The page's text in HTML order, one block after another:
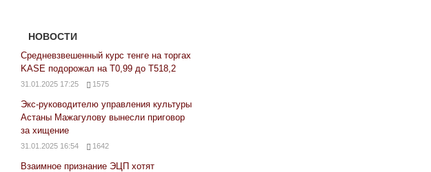
НОВОСТИ
Средневзвешенный курс тенге на торгах
KASE подорожал на Т0,99 до Т518,2
31.01.2025 17:25 1575
Экс-руководителю управления культуры
Астаны Мажагулову вынесли приговор
за хищение
31.01.2025 16:54 1642
Взаимное признание ЭЦП хотят